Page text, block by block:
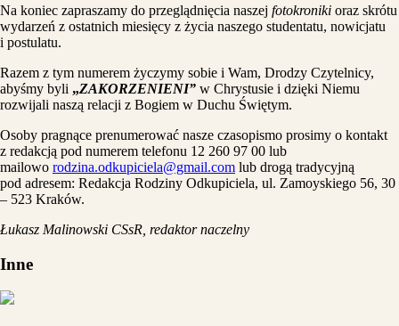
Na koniec zapraszamy do przeglądnięcia naszej fotokroniki oraz skrótu
wydarzeń z ostatnich miesięcy z życia naszego studentatu, nowicjatu
i postulatu.
Razem z tym numerem życzymy sobie i Wam, Drodzy Czytelnicy,
abyśmy byli „ZAKORZENIENI” w Chrystusie i dzięki Niemu
rozwijali naszą relacji z Bogiem w Duchu Świętym.
Osoby pragnące prenumerować nasze czasopismo prosimy o kontakt
z redakcją pod numerem telefonu 12 260 97 00 lub
mailowo rodzina.odkupiciela@gmail.com lub drogą tradycyjną
pod adresem: Redakcja Rodziny Odkupiciela, ul. Zamoyskiego 56, 30
– 523 Kraków.
Łukasz Malinowski CSsR, redaktor naczelny
Inne